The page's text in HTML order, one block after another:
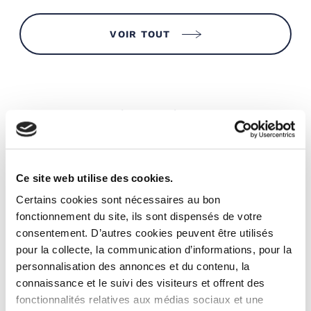
Ce site web utilise des cookies.
Certains cookies sont nécessaires au bon
fonctionnement du site, ils sont dispensés de votre
consentement. D’autres cookies peuvent être utilisés
pour la collecte, la communication d’informations, pour la
personnalisation des annonces et du contenu, la
connaissance et le suivi des visiteurs et offrent des
fonctionnalités relatives aux médias sociaux et une
VOIR TOUT
Fiscalité et déclaration